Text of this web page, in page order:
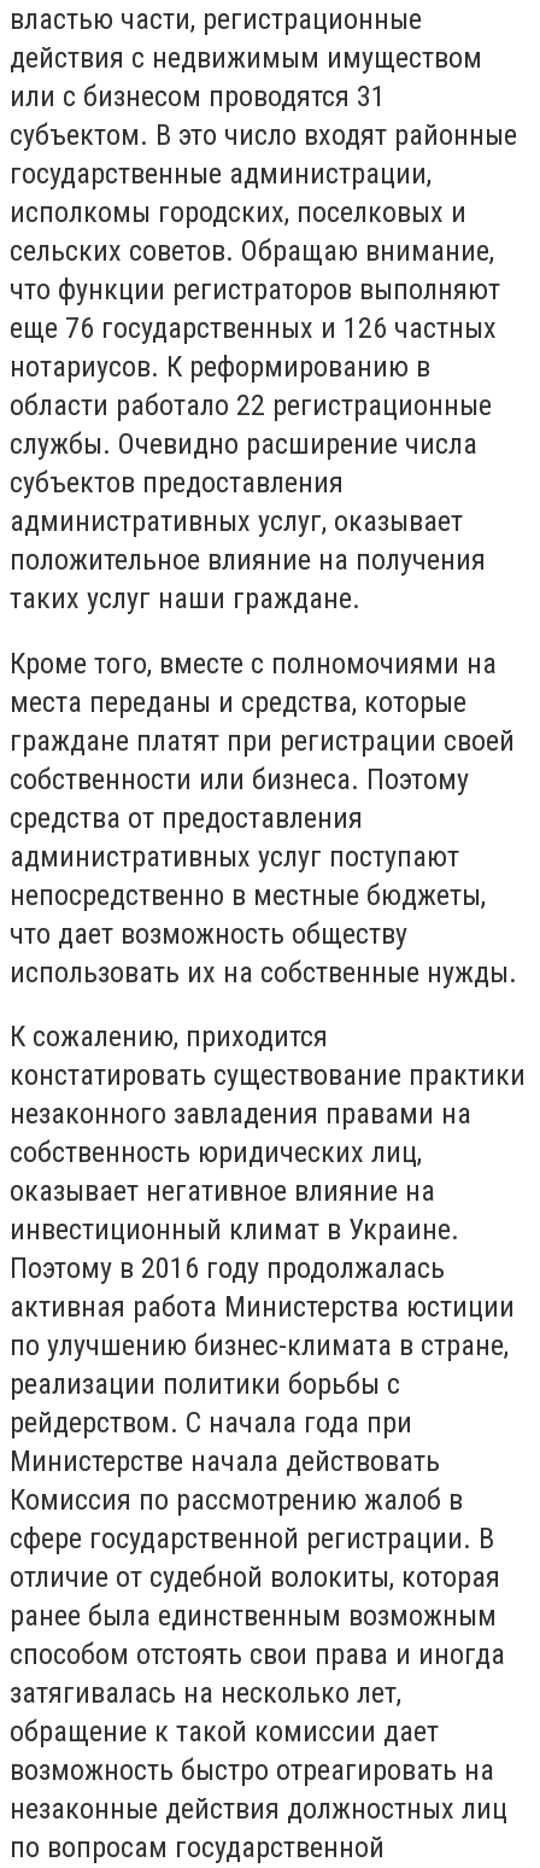
властью части, регистрационные
действия с недвижимым имуществом
или с бизнесом проводятся 31
субъектом. В это число входят районные
государственные администрации,
исполкомы городских, поселковых и
сельских советов. Обращаю внимание,
что функции регистраторов выполняют
еще 76 государственных и 126 частных
нотариусов. К реформированию в
области работало 22 регистрационные
службы. Очевидно расширение числа
субъектов предоставления
административных услуг, оказывает
положительное влияние на получения
таких услуг наши граждане.
Кроме того, вместе с полномочиями на
места переданы и средства, которые
граждане платят при регистрации своей
собственности или бизнеса. Поэтому
средства от предоставления
административных услуг поступают
непосредственно в местные бюджеты,
что дает возможность обществу
использовать их на собственные нужды.
К сожалению, приходится
констатировать существование практики
незаконного завладения правами на
собственность юридических лиц,
оказывает негативное влияние на
инвестиционный климат в Украине.
Поэтому в 2016 году продолжалась
активная работа Министерства юстиции
по улучшению бизнес-климата в стране,
реализации политики борьбы с
рейдерством. С начала года при
Министерстве начала действовать
Комиссия по рассмотрению жалоб в
сфере государственной регистрации. В
отличие от судебной волокиты, которая
ранее была единственным возможным
способом отстоять свои права и иногда
затягивалась на несколько лет,
обращение к такой комиссии дает
возможность быстро отреагировать на
незаконные действия должностных лиц
по вопросам государственной